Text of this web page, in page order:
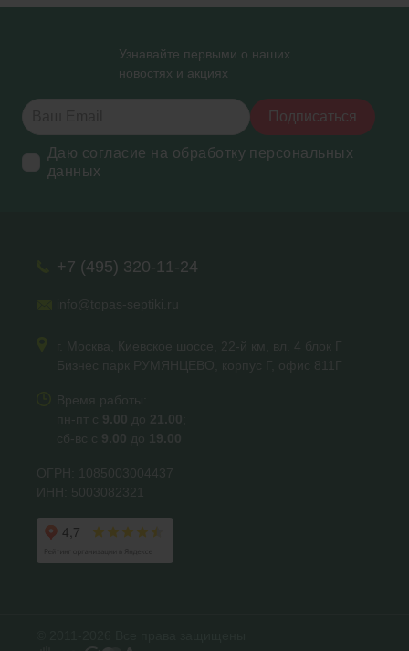
Узнавайте первыми о наших
новостях и акциях
Подписаться
Даю согласие на обработку персональных
данных
+7 (495) 320-11-24